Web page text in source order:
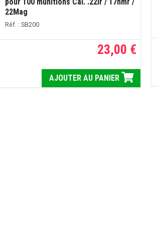
22Mag
Réf. : SB200
23,00 €
AJOUTER AU PANIER